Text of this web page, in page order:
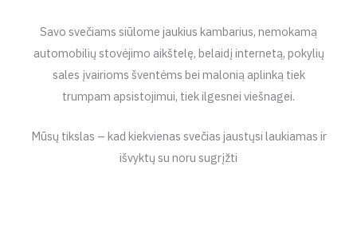
Savo svečiams siūlome jaukius kambarius, nemokamą
automobilių stovėjimo aikštelę, belaidį internetą, pokylių
sales įvairioms šventėms bei malonią aplinką tiek
trumpam apsistojimui, tiek ilgesnei viešnagei.
Mūsų tikslas – kad kiekvienas svečias jaustųsi laukiamas ir
išvyktų su noru sugrįžti